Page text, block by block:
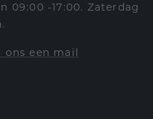
09:00 -17:00. Zaterdag
ons een mail